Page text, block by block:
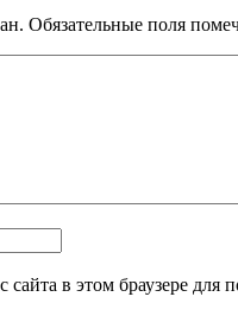
Обязательные поля
сайта в этом браузере